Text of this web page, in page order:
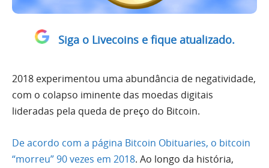
Siga o Livecoins e fique atualizado.
2018 experimentou uma abundância de negatividade,
com o colapso iminente das moedas digitais
lideradas pela queda de preço do Bitcoin.
De acordo com a página Bitcoin Obituaries, o bitcoin
“morreu” 90 vezes em 2018. Ao longo da história,